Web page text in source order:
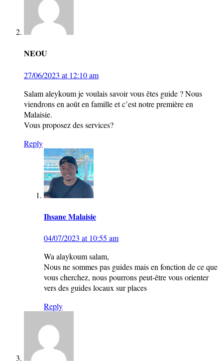
NEOU
27/06/2023 at 12:10 am
Salam aleykoum je voulais savoir vous êtes guide ? Nous
viendrons en août en famille et c’est notre première en
Malaisie.
Vous proposez des services?
Reply
Ihsane Malaisie
04/07/2023 at 10:55 am
Wa alaykoum salam,
Nous ne sommes pas guides mais en fonction de ce que
vous cherchez, nous pourrons peut-être vous orienter
vers des guides locaux sur places
Reply